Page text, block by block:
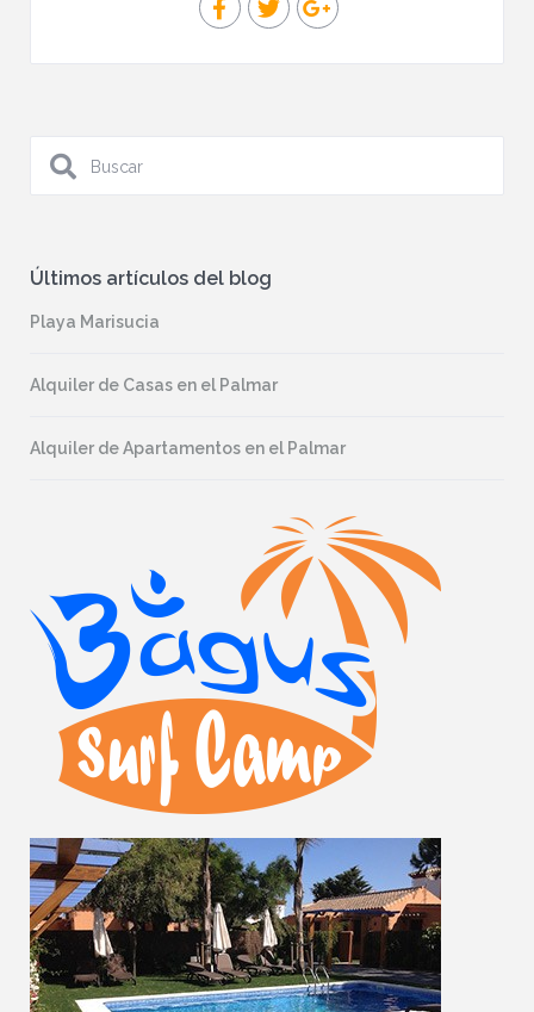
Últimos artículos del blog
Playa Marisucia
Alquiler de Casas en el Palmar
Alquiler de Apartamentos en el Palmar